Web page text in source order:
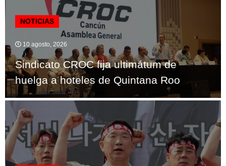
NOTICIAS
10 agosto, 2026
Sindicato CROC fija ultimátum de
huelga a hoteles de Quintana Roo